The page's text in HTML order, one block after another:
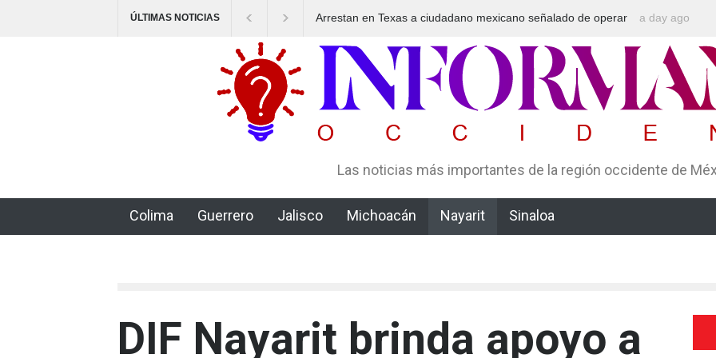
ÚLTIMAS NOTICIAS
Arrestan en Texas a ciudadano mexicano señalado de operar
Aspirantes a
nuevo
a day ago
Las noticias más importantes de la región occidente de
Colima Guerrero Jalisco Michoacán Nayarit Sinaloa
DIF Nayarit brinda apoyo a